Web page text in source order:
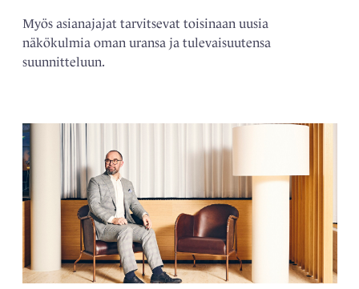
Myös asianajajat tarvitsevat toisinaan uusia
näkökulmia oman uransa ja tulevaisuutensa
suunnitteluun.